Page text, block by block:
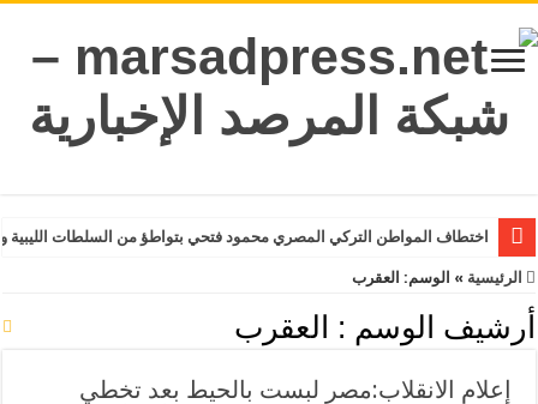
اختطاف المواطن التركي المصري محمود فتحي بتواطؤ من السلطات
الرئيسية » الوسم: العقرب
أرشيف الوسم : العقرب
إعلام الانقلاب:مصر لبست بالحيط بعد تخطي